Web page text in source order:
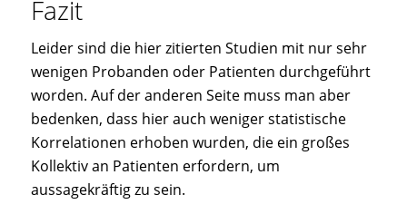
Fazit
Leider sind die hier zitierten Studien mit nur sehr
wenigen Probanden oder Patienten durchgeführt
worden. Auf der anderen Seite muss man aber
bedenken, dass hier auch weniger statistische
Korrelationen erhoben wurden, die ein großes
Kollektiv an Patienten erfordern, um
aussagekräftig zu sein.